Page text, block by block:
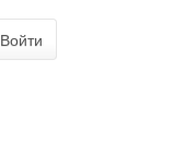
Войти